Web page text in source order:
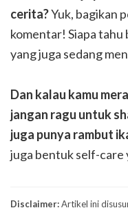
cerita?Yuk, bagikan
komentar! Siapa tahu
yang juga sedang
Dan kalau kamu
jangan ragu untuk
juga punya rambut
juga bentuk self-care
Disclaimer:Artikel ini